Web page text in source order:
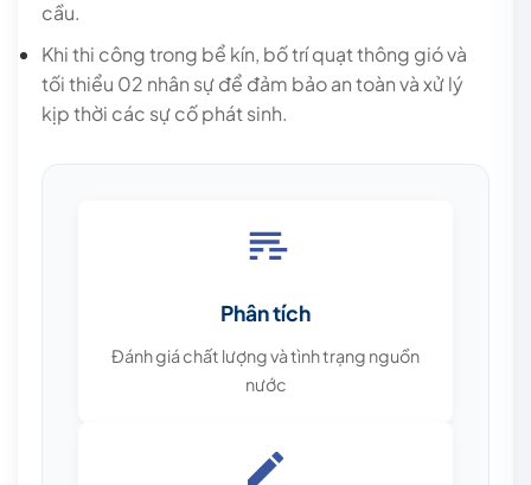
cầu.
Khi thi công trong bể kín, bố trí quạt thông gió và
tối thiểu 02 nhân sự để đảm bảo an toàn và xử lý
kịp thời các sự cố phát sinh.
Phân tích
Đánh giá chất lượng và tình trạng nguồn
nước